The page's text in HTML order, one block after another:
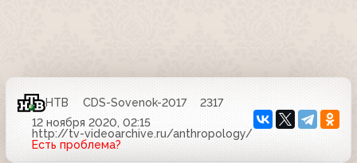
НТВ CDS-Sovenok-2017
2317
12 ноября 2020, 02:15
http://tv-videoarchive.ru/anthropology/
Есть проблема?